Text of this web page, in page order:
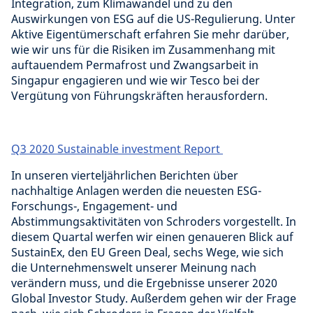
Integration, zum Klimawandel und zu den
Auswirkungen von ESG auf die US-Regulierung. Unter
Aktive Eigentümerschaft erfahren Sie mehr darüber,
wie wir uns für die Risiken im Zusammenhang mit
auftauendem Permafrost und Zwangsarbeit in
Singapur engagieren und wie wir Tesco bei der
Vergütung von Führungskräften herausfordern.
Q3 2020 Sustainable investment Report
In unseren vierteljährlichen Berichten über
nachhaltige Anlagen werden die neuesten ESG-
Forschungs-, Engagement- und
Abstimmungsaktivitäten von Schroders vorgestellt. In
diesem Quartal werfen wir einen genaueren Blick auf
SustainEx, den EU Green Deal, sechs Wege, wie sich
die Unternehmenswelt unserer Meinung nach
verändern muss, und die Ergebnisse unserer 2020
Global Investor Study. Außerdem gehen wir der Frage